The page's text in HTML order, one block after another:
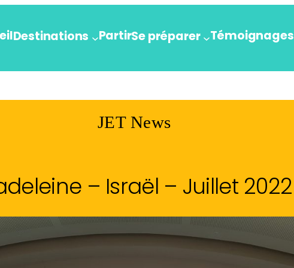
Destinations PartirSe préparer Témoignages
JET News
– Israël – Juillet 2022